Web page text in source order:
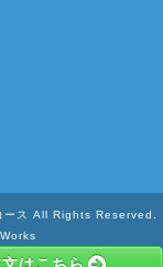
ース All Rights Reserved.